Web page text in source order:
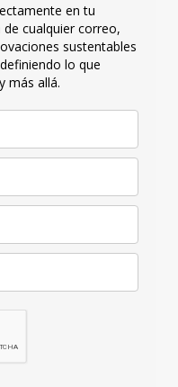
en tu
cualquier correo,
sustentables
lo que
más allá.